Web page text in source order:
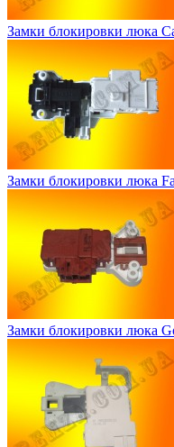
Замки блокировки люка
Замки блокировки люка
Замки блокировки люка